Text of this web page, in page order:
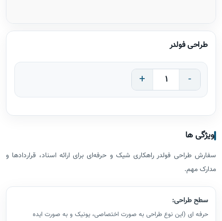
طراحی فولدر
-
+
ویژگی ها
سفارش طراحی فولدر راهکاری شیک و حرفه‌ای برای ارائه اسناد، قراردادها و
مدارک مهم.
سطح طراحی:
حرفه ای (این نوع طراحی به صورت اختصاصی، یونیک و به صورت ایده